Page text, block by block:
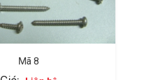
Mã 8